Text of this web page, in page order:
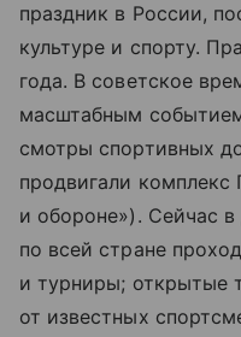
праздник в России,
культуре и спорту.
года. В советское
масштабным
смотры спортивных
продвигали комплекс
и обороне»). Сейчас в
по всей стране
и турниры; открытые
от известных